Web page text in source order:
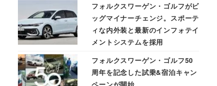
フォルクスワーゲン・ゴルフがビ
ッグマイナーチェンジ。スポーテ
ィな内外装と最新のインフォテイ
メントシステムを採用
フォルクスワーゲン・ゴルフ50
周年を記念した試乗&宿泊キャン